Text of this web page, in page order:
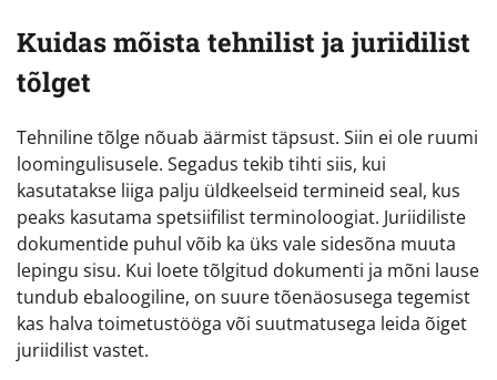
Kuidas mõista tehnilist ja juriidilist
tõlget
Tehniline tõlge nõuab äärmist täpsust. Siin ei ole ruumi
loomingulisusele. Segadus tekib tihti siis, kui
kasutatakse liiga palju üldkeelseid termineid seal, kus
peaks kasutama spetsiifilist terminoloogiat. Juriidiliste
dokumentide puhul võib ka üks vale sidesõna muuta
lepingu sisu. Kui loete tõlgitud dokumenti ja mõni lause
tundub ebaloogiline, on suure tõenäosusega tegemist
kas halva toimetustööga või suutmatusega leida õiget
juriidilist vastet.